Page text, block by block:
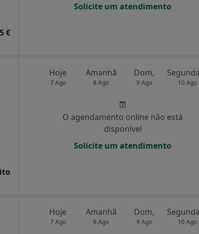
€
Solicite um atendimento
Hoje
7 Ago
Amanhã
8 Ago
Dom,
9 Ago 10 Ago
O agendamento online não está
disponível
Solicite um atendimento
Hoje
7 Ago
Amanhã
8 Ago
Dom,
9 Ago 10 Ago